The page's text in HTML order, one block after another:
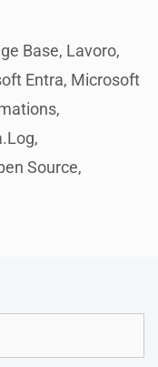
Base, Lavoro,
Entra, Microsoft
,
,
Source,